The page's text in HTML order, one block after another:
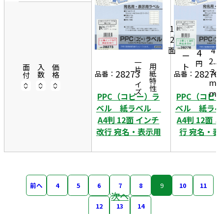
面付 入数 価格 一片サイズ 用紙特性
品番： 28273
PPC（コピー）ラ
ベル 紙ラベル
A4判 12面 インチ
改行 宛名・表示用
1
2
面
0
0
シ
ー
ト
6,
7
4
円
4
m
m
×
4
2..
3
m
m
品番： 28276
PPC（コピ
ベル 紙
A4判 12面
行 宛名・
前へ 4 5 6 7 8 9 10 11
12 13 14
次へ